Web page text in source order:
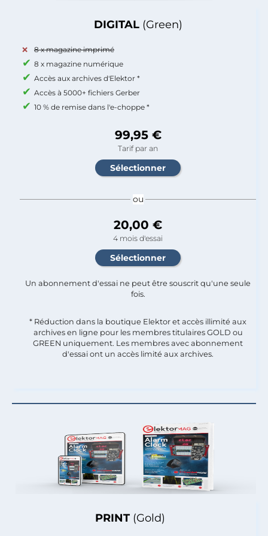
PRINT (Gold)
DIGITAL (Green)
8 x magazine imprimé
8 x magazine numérique
Accès aux archives d'Elektor *
Accès à 5000+ fichiers Gerber
10 % de remise dans l'e-choppe *
99,95 €
Tarif par an
ou
20,00 €
4 mois d'essai
Un abonnement d'essai ne peut être souscrit qu'une seule
fois.​
* Réduction dans la boutique Elektor et accès illimité aux
archives en ligne pour les membres titulaires GOLD ou
GREEN uniquement. Les membres avec abonnement
d'essai ont un accès limité aux archives.